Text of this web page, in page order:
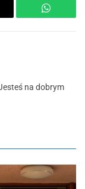
na dobrym